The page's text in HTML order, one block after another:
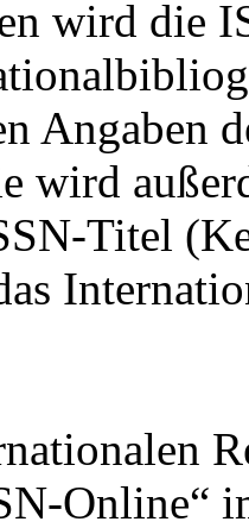
wird die
Angaben
wird
Titel
Online“